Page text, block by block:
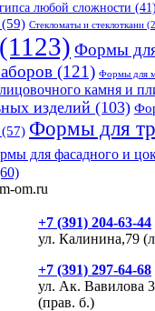
любой сложности (41)
(59) Стекломаты и стеклоткани
(1123) Формы
(121) Формы для
камня и
изделий (103)
(57) Формы для
для фасадного и
+7 (391) 204-63-44
ул. Калинина,79
+7 (391) 297-64-68
ул. Ак. Вавилова
(прав. б.)